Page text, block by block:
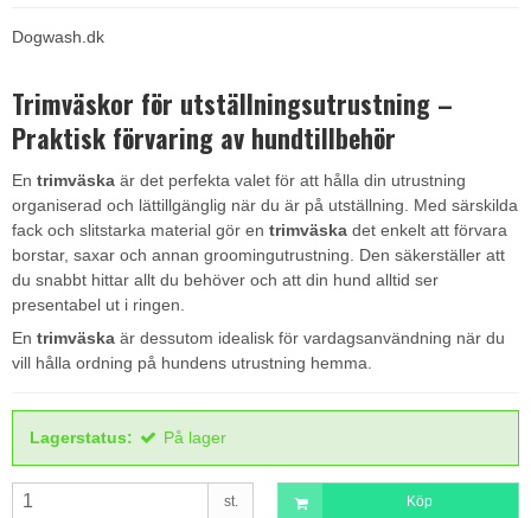
Dogwash.dk
Trimväskor för utställningsutrustning –
Praktisk förvaring av hundtillbehör
En trimväska är det perfekta valet för att hålla din utrustning
organiserad och lättillgänglig när du är på utställning. Med särskilda
fack och slitstarka material gör en trimväska det enkelt att förvara
borstar, saxar och annan groomingutrustning. Den säkerställer att
du snabbt hittar allt du behöver och att din hund alltid ser
presentabel ut i ringen.
En trimväska är dessutom idealisk för vardagsanvändning när du
vill hålla ordning på hundens utrustning hemma.
Lagerstatus: På lager
st. Köp